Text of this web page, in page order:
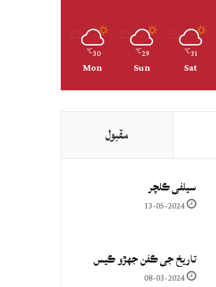
31
℃
Sat
29
℃
Sun
30
℃
Mon
مقبول
سيلفي ڪلچر
13-05-2024
تاريخ جي ڪفن جھڙو ڪيس
08-03-2024